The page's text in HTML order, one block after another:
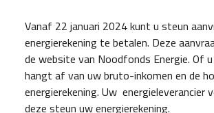
Vanaf 22 januari 2024 kunt u steun
energierekening te betalen. Deze
de website van Noodfonds Energie. Of
hangt af van uw bruto-inkomen en de
energierekening. Uw energieleverancier
deze steun uw energierekening.